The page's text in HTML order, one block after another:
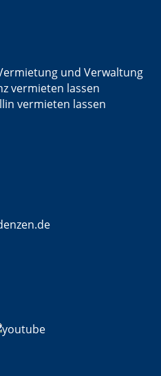
und Verwaltung
vermieten lassen
vermieten lassen